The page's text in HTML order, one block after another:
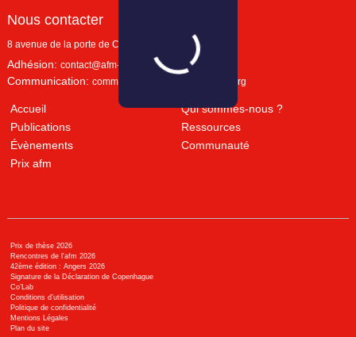
Nous contacter
8 avenue de la porte de Champerret 75017
Adhésion: contact@afm-marketing.org
Communication: communication@afm-marketing.org
Accueil
Qui sommes-nous ?
Publications
Ressources
Évènements
Communauté
Prix afm
Prix de thèse 2026
Rencontres de l'afm 2026
42ème édition : Angers 2026
Signature de la Déclaration de Copenhague
Co’Lab
Conditions d’utilisation
Politique de confidentialité
Mentions Légales
Plan du site